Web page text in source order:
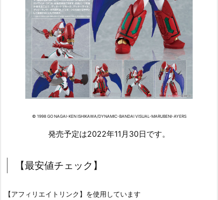
© 1998 GO NAGAI-KEN ISHIKAWA/DYNAMIC-BANDAI VISUAL-MARUBENI-AYERS
発売予定は2022年11月30日です。
【最安値チェック】
【アフィリエイトリンク】を使用しています